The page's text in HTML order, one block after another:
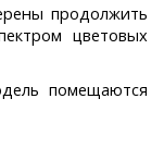
продолжить
цветовых
помещаются